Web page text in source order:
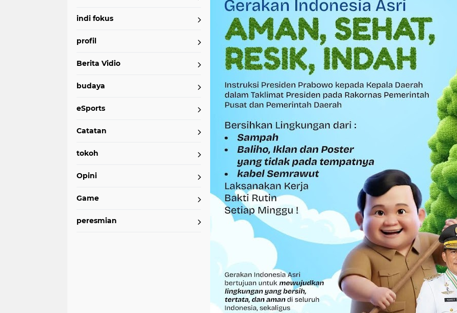
indi fokus
profil
Berita Vidio
budaya
eSports
Catatan
tokoh
Opini
Game
peresmian